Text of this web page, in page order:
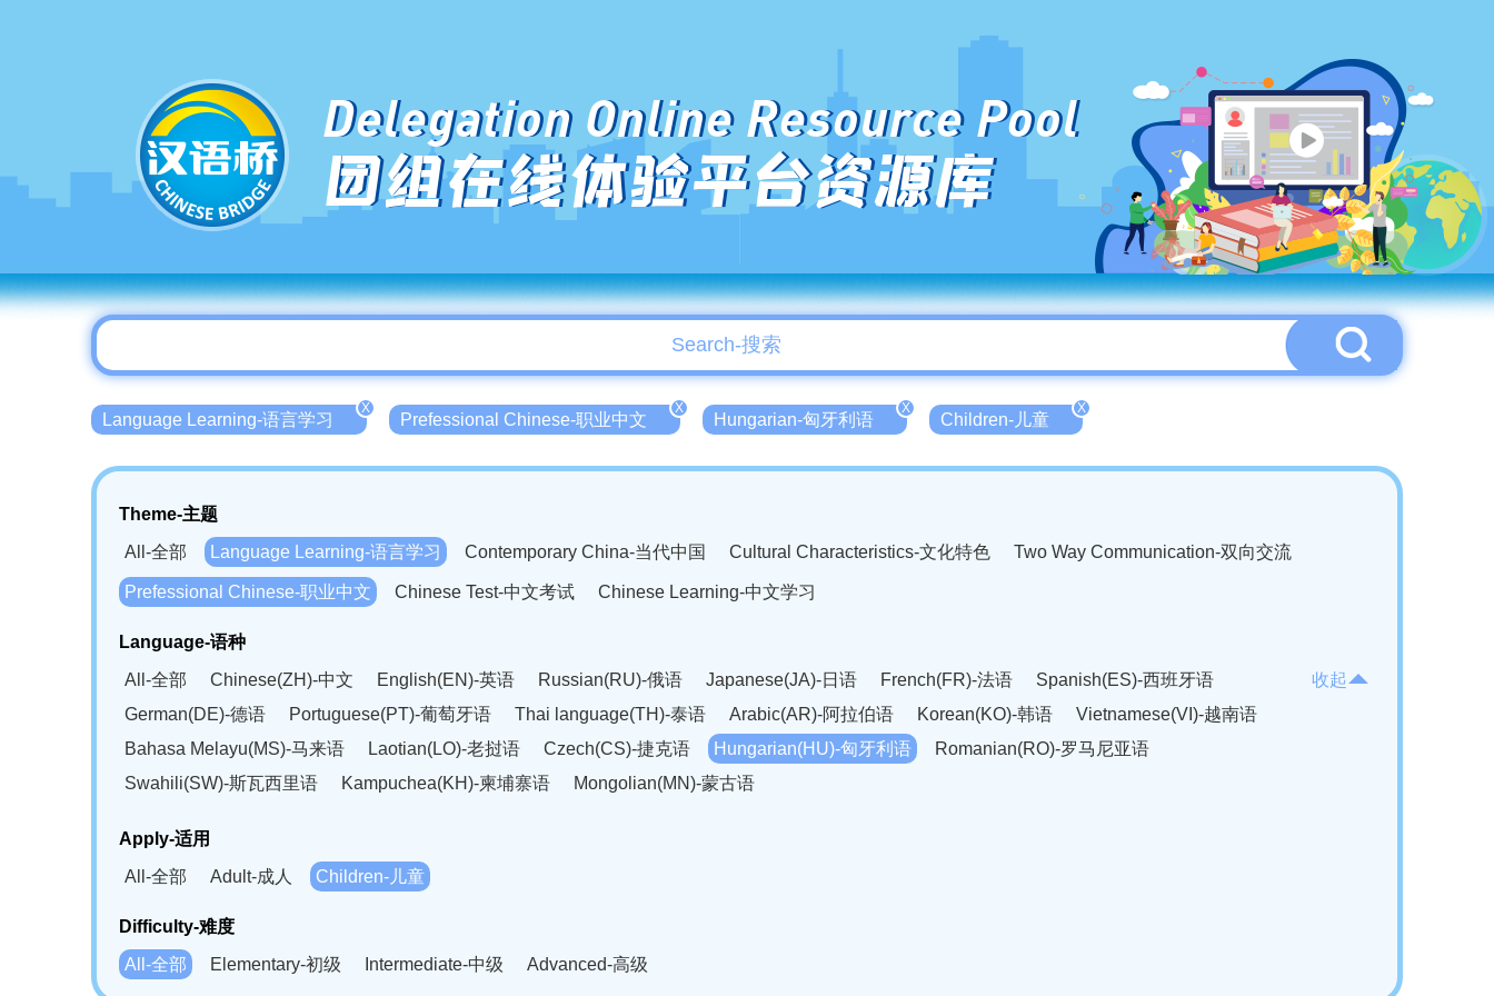
Delegation Online Resource Pool
团组在线体验平台资源库
Language Learning-语言学习
X
Prefessional Chinese-职业中文
X
Hungarian-匈牙利语
X
Children-儿童
X
Theme-主题
All-全部
Language Learning-语言学习 Contemporary China-当代中国 Cultural Characteristics-文化特色 Two Way Communication-双向交流
Prefessional Chinese-职业中文 Chinese Test-中文考试 Chinese Learning-中文学习
Language-语种
All-全部
Chinese(ZH)-中文 English(EN)-英语 Russian(RU)-俄语 Japanese(JA)-日语 French(FR)-法语
Spanish(ES)-西班牙语
German(DE)-德语
Portuguese(PT)-葡萄牙语 Thai language(TH)-泰语 Arabic(AR)-阿拉伯语 Korean(KO)-韩语
Vietnamese(VI)-越南语
Bahasa Melayu(MS)-马来语
Laotian(LO)-老挝语 Czech(CS)-捷克语 Hungarian(HU)-匈牙利语
Romanian(RO)-罗马尼亚语
Swahili(SW)-斯瓦西里语
Kampuchea(KH)-柬埔寨语 Mongolian(MN)-蒙古语
收起
Apply-适用
All-全部
Adult-成人 Children-儿童
Difficulty-难度
All-全部
Elementary-初级 Intermediate-中级 Advanced-高级